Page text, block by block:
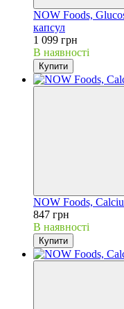
NOW Foods,
капсул
1 099 грн
В наявності
Купити
NOW Foods,
847 грн
В наявності
Купити